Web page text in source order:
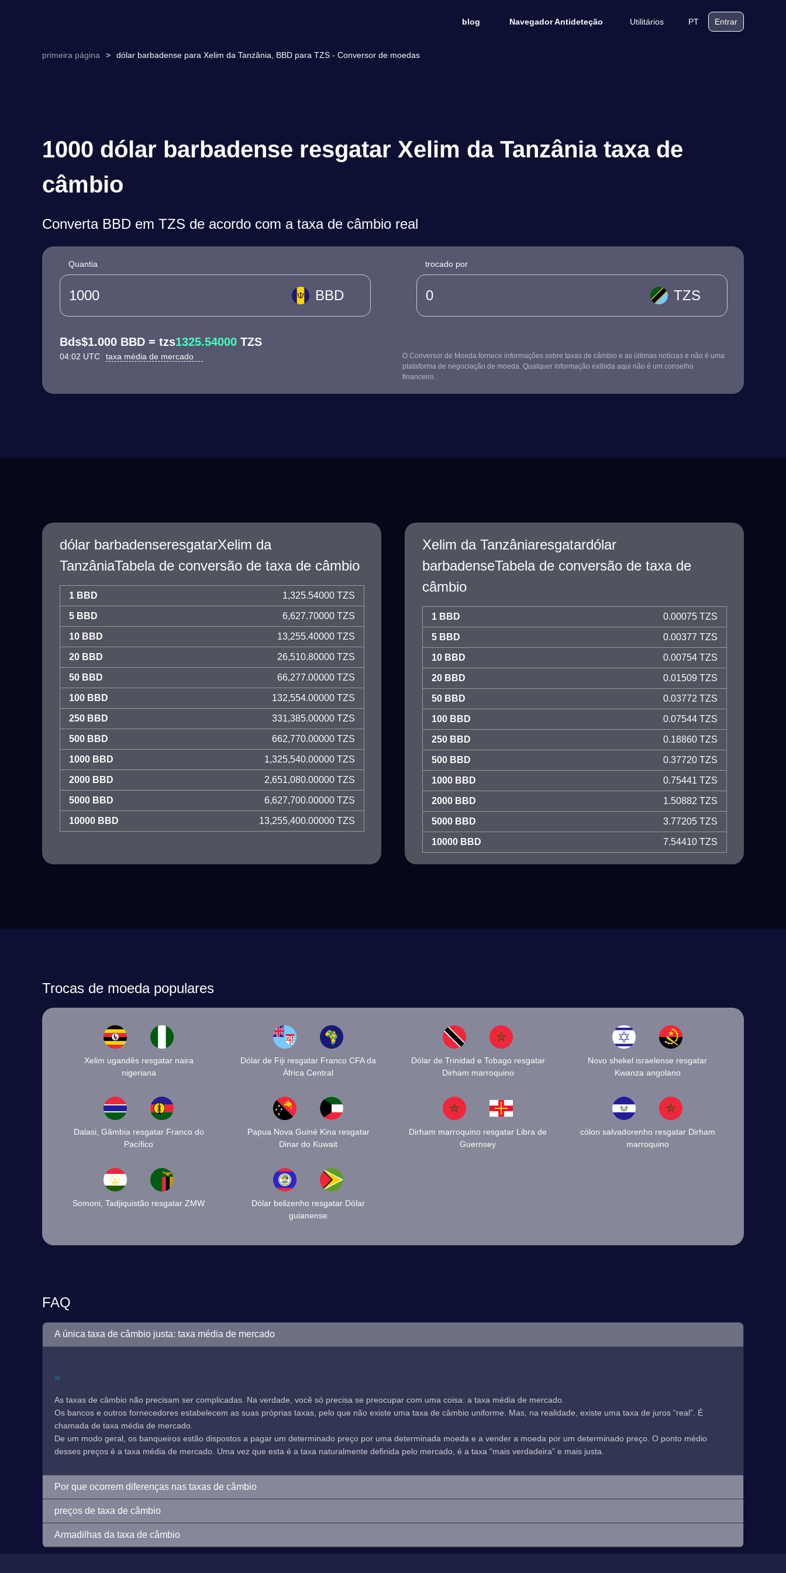
blog Navegador Antideteção Utilitários PT Entrar
primeira página > dólar barbadense para Xelim da Tanzânia, BBD para TZS - Conversor de moedas
1000 dólar barbadense resgatar Xelim da Tanzânia taxa de
câmbio
Converta BBD em TZS de acordo com a taxa de câmbio real
Quantia
BBD
trocado por
TZS
Bds$1.000 BBD = tzs1325.54000 TZS
04:02 UTC taxa média de mercado
O Conversor de Moeda fornece informações sobre taxas de câmbio e as últimas notícias e não é uma
plataforma de negociação de moeda. Qualquer informação exibida aqui não é um conselho
financeiro.
dólar barbadenseresgatarXelim da
TanzâniaTabela de conversão de taxa de câmbio
1 BBD 1,325.54000 TZS
5 BBD 6,627.70000 TZS
10 BBD 13,255.40000 TZS
20 BBD 26,510.80000 TZS
50 BBD 66,277.00000 TZS
100 BBD 132,554.00000 TZS
250 BBD 331,385.00000 TZS
500 BBD 662,770.00000 TZS
1000 BBD 1,325,540.00000 TZS
2000 BBD 2,651,080.00000 TZS
5000 BBD 6,627,700.00000 TZS
10000 BBD 13,255,400.00000 TZS
Xelim da Tanzâniaresgatardólar
barbadenseTabela de conversão de taxa de
câmbio
1 BBD 0.00075 TZS
5 BBD 0.00377 TZS
10 BBD 0.00754 TZS
20 BBD 0.01509 TZS
50 BBD 0.03772 TZS
100 BBD 0.07544 TZS
250 BBD 0.18860 TZS
500 BBD 0.37720 TZS
1000 BBD 0.75441 TZS
2000 BBD 1.50882 TZS
5000 BBD 3.77205 TZS
10000 BBD 7.54410 TZS
Trocas de moeda populares
Xelim ugandês resgatar naira
nigeriana
Dólar de Fiji resgatar Franco CFA da
África Central
Dólar de Trinidad e Tobago resgatar
Dirham marroquino
Novo shekel israelense resgatar
Kwanza angolano
Dalasi, Gâmbia resgatar Franco do
Pacífico
Papua Nova Guiné Kina resgatar
Dinar do Kuwait
Dirham marroquino resgatar Libra de
Guernsey
cólon salvadorenho resgatar Dirham
marroquino
Somoni, Tadjiquistão resgatar ZMW
Dólar belizenho resgatar Dólar
guianense
FAQ
A única taxa de câmbio justa: taxa média de mercado
As taxas de câmbio não precisam ser complicadas. Na verdade, você só precisa se preocupar com uma coisa: a taxa média de mercado.
Os bancos e outros fornecedores estabelecem as suas próprias taxas, pelo que não existe uma taxa de câmbio uniforme. Mas, na realidade, existe uma taxa de juros “real”. É
chamada de taxa média de mercado.
De um modo geral, os banqueiros estão dispostos a pagar um determinado preço por uma determinada moeda e a vender a moeda por um determinado preço. O ponto médio
desses preços é a taxa média de mercado. Uma vez que esta é a taxa naturalmente definida pelo mercado, é a taxa “mais verdadeira” e mais justa.
Por que ocorrem diferenças nas taxas de câmbio
preços de taxa de câmbio
Armadilhas da taxa de câmbio